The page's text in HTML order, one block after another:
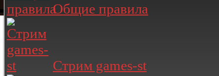
Общие правила
Стрим games-st